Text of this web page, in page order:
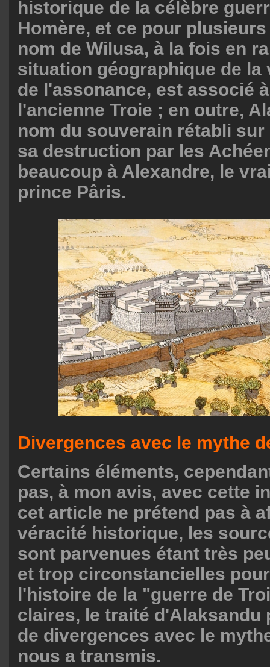
historique de la célèbre
Homère, et ce pour
nom de Wilusa, à la fois en
situation géographique de la
de l'assonance, est associé
l'ancienne Troie ; en outre,
nom du souverain rétabli
sa destruction par les
beaucoup à Alexandre, le
prince Pâris.
Divergences avec le mythe
Certains éléments,
pas, à mon avis, avec cette
cet article ne prétend pas à
véracité historique, les
sont parvenues étant très
et trop circonstancielles
l'histoire de la "guerre de
claires, le traité d'Alaksandu
de divergences avec le
nous a transmis.